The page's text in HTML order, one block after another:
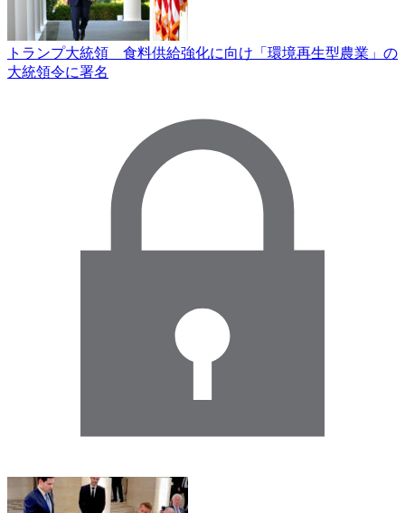
トランプ大統領 食料供給強化に向け「環境再生型農業」の
大統領令に署名